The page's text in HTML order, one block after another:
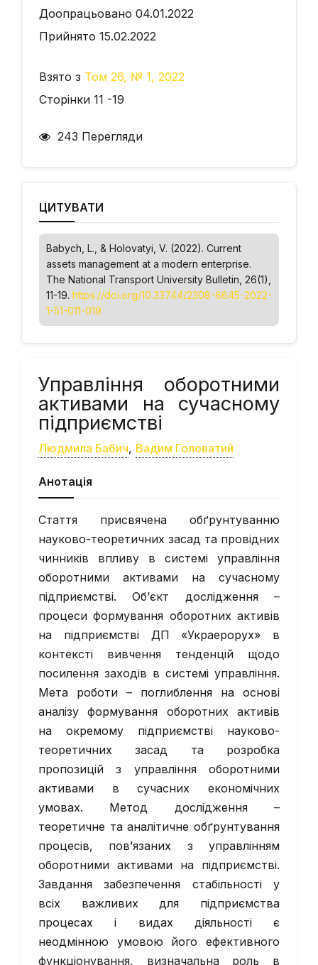
Доопрацьовано 04.01.2022
Прийнято 15.02.2022
Взято з Том 26, № 1, 2022
Сторінки 11 -19
243 Перегляди
ЦИТУВАТИ
Babych, L., & Holovatyi, V. (2022). Current
assets management at a modern enterprise.
The National Transport University Bulletin , 26(1),
11-19. https://doi.org/10.33744/2308-6645-2022-
1-51-011-019
Управління оборотними
активами на сучасному
підприємстві
Людмила Бабич, Вадим Головатий
Анотація
Стаття присвячена обґрунтуванню
науково-теоретичних засад та провідних
чинників впливу в системі управління
оборотними активами на сучасному
підприємстві. Об’єкт дослідження –
процеси формування оборотних активів
на підприємстві ДП «Украерорух» в
контексті вивчення тенденцій щодо
посилення заходів в системі управління.
Мета роботи – поглиблення на основі
аналізу формування оборотних активів
на окремому підприємстві науково-
теоретичних засад та розробка
пропозицій з управління оборотними
активами в сучасних економічних
умовах. Метод дослідження –
теоретичне та аналітичне обґрунтування
процесів, пов’язаних з управлінням
оборотними активами на підприємстві.
Завдання забезпечення стабільності у
всіх важливих для підприємства
процесах і видах діяльності є
неодмінною умовою його ефективного
функціонування, визначальна роль в